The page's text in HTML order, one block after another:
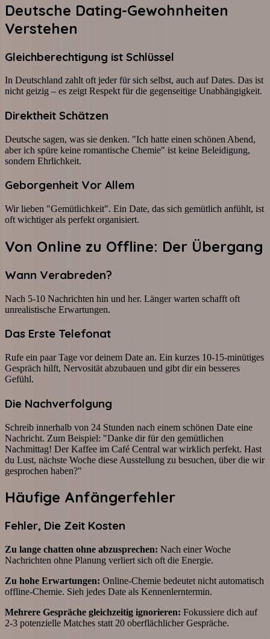
Deutsche Dating-Gewohnheiten
Verstehen
Gleichberechtigung ist Schlüssel
In Deutschland zahlt oft jeder für sich selbst, auch auf Dates. Das ist
nicht geizig – es zeigt Respekt für die gegenseitige Unabhängigkeit.
Direktheit Schätzen
Deutsche sagen, was sie denken. "Ich hatte einen schönen Abend,
aber ich spüre keine romantische Chemie" ist keine Beleidigung,
sondern Ehrlichkeit.
Geborgenheit Vor Allem
Wir lieben "Gemütlichkeit". Ein Date, das sich gemütlich anfühlt, ist
oft wichtiger als perfekt organisiert.
Von Online zu Offline: Der Übergang
Wann Verabreden?
Nach 5-10 Nachrichten hin und her. Länger warten schafft oft
unrealistische Erwartungen.
Das Erste Telefonat
Rufe ein paar Tage vor deinem Date an. Ein kurzes 10-15-minütiges
Gespräch hilft, Nervosität abzubauen und gibt dir ein besseres
Gefühl.
Die Nachverfolgung
Schreib innerhalb von 24 Stunden nach einem schönen Date eine
Nachricht. Zum Beispiel: "Danke dir für den gemütlichen
Nachmittag! Der Kaffee im Café Central war wirklich perfekt. Hast
du Lust, nächste Woche diese Ausstellung zu besuchen, über die wir
gesprochen haben?"
Häufige Anfängerfehler
Fehler, Die Zeit Kosten
Zu lange chatten ohne abzusprechen: Nach einer Woche
Nachrichten ohne Planung verliert sich oft die Energie.
Zu hohe Erwartungen: Online-Chemie bedeutet nicht automatisch
offline-Chemie. Sieh jedes Date als Kennenlerntermin.
Mehrere Gespräche gleichzeitig ignorieren: Fokussiere dich auf
2-3 potenzielle Matches statt 20 oberflächlicher Gespräche.